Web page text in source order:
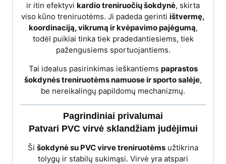
ir itin efektyvi kardio treniruočių šokdynė, skirta
viso kūno treniruotėms. Ji padeda gerinti ištvermę,
koordinaciją, vikrumą ir kvėpavimo pajėgumą,
todėl puikiai tinka tiek pradedantiesiems, tiek
pažengusiems sportuojantiems.
Tai idealus pasirinkimas ieškantiems paprastos
šokdynės treniruotėms namuose ir sporto salėje,
be nereikalingų papildomų mechanizmų.
Pagrindiniai privalumai
Patvari PVC virvė sklandžiam judėjimui
Ši šokdynė su PVC virve treniruotėms užtikrina
tolygų ir stabilų sukimąsi. Virvė yra atspari